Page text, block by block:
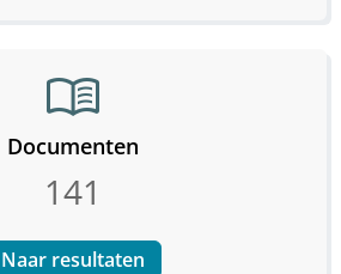
menu_book
Documenten
141
Naar resultaten